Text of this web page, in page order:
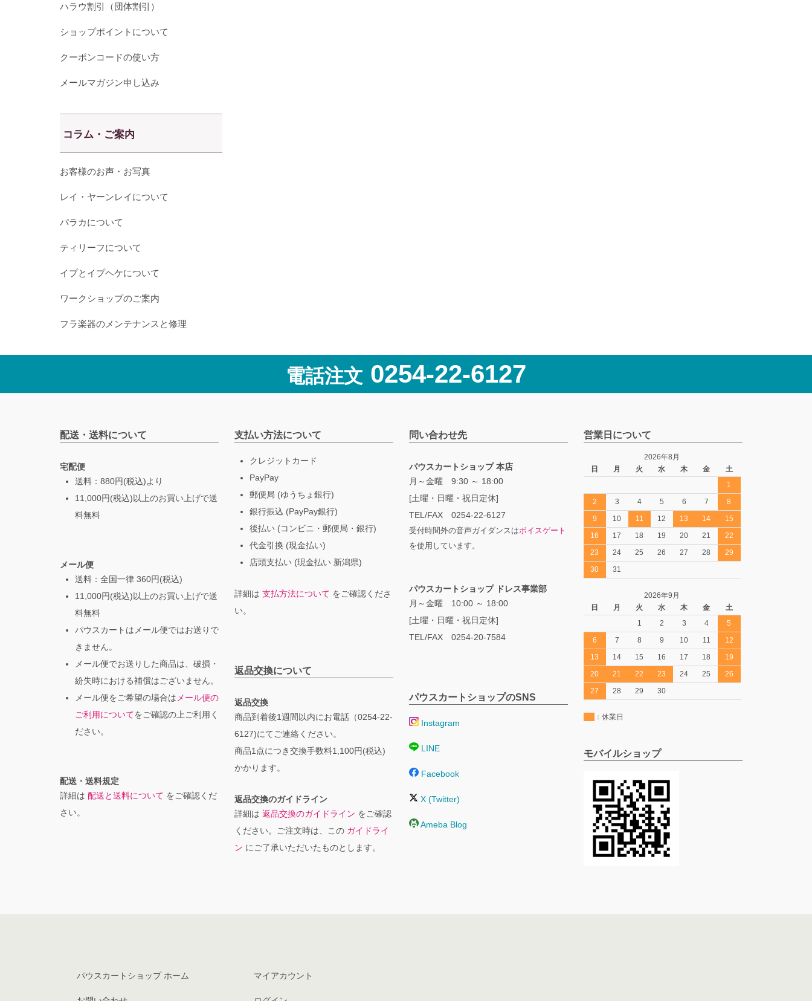
ハラウ割引（団体割引）
ショップポイントについて
クーポンコードの使い方
メールマガジン申し込み
コラム・ご案内
お客様のお声・お写真
レイ・ヤーンレイについて
パラカについて
ティリーフについて
イプとイプヘケについて
ワークショップのご案内
フラ楽器のメンテナンスと修理
電話注文 0254-22-6127
配送・送料について
宅配便
送料：880円(税込)より
11,000円(税込)以上のお買い上げで送
料無料
メール便
送料：全国一律 360円(税込)
11,000円(税込)以上のお買い上げで送
料無料
パウスカートはメール便ではお送りで
きません。
メール便でお送りした商品は、破損・
紛失時における補償はございません。
メール便をご希望の場合はメール便の
ご利用についてをご確認の上ご利用く
ださい。
配送・送料規定
詳細は 配送と送料について をご確認くだ
さい。
支払い方法について
クレジットカード
PayPay
郵便局 (ゆうちょ銀行)
銀行振込 (PayPay銀行)
後払い (コンビニ・郵便局・銀行)
代金引換 (現金払い)
店頭支払い (現金払い 新潟県)
詳細は 支払方法について をご確認くださ
い。
問い合わせ先
パウスカートショップ 本店
月～金曜 9:30 ～ 18:00
[土曜・日曜・祝日定休]
TEL/FAX 0254-22-6127
受付時間外の音声ガイダンスはボイスゲート
を使用しています。
パウスカートショップ ドレス事業部
月～金曜 10:00 ～ 18:00
[土曜・日曜・祝日定休]
TEL/FAX 0254-20-7584
営業日について
2026年8月
日
月 火 水 木 金
土
1
2
3 4 5 6 7
8
9
10 11 12 13 14
15
16
17 18 19 20 21
22
23
24 25 26 27 28
29
30
31
2026年9月
日
月 火 水 木 金
土
1
2 3 4
5
6
7 8 9 10 11
12
13
14 15 16 17 18
19
20
21 22 23 24 25
26
27
28 29 30
：休業日
返品交換について
返品交換
商品到着後1週間以内にお電話（0254-22-
6127)にてご連絡ください。
商品1点につき交換手数料1,100円(税込)
かかります。
返品交換のガイドライン
詳細は 返品交換のガイドライン をご確認
ください。ご注文時は、この ガイドライ
ン にご了承いただいたものとします。
パウスカートショップのSNS
Instagram
LINE
Facebook
X (Twitter)
Ameba Blog
モバイルショップ
パウスカートショップ ホーム マイアカウント